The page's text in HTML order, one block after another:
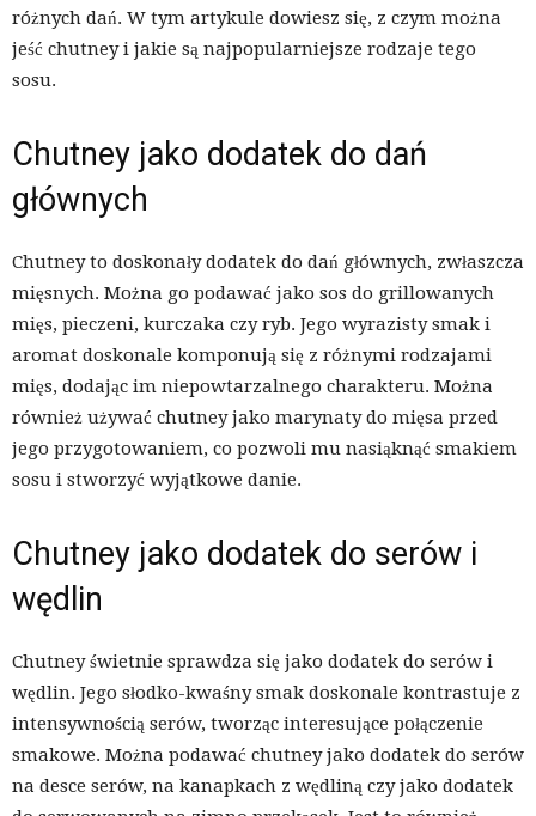
różnych dań. W tym artykule dowiesz się, z czym można
jeść chutney i jakie są najpopularniejsze rodzaje tego
sosu.
Chutney jako dodatek do dań
głównych
Chutney to doskonały dodatek do dań głównych, zwłaszcza
mięsnych. Można go podawać jako sos do grillowanych
mięs, pieczeni, kurczaka czy ryb. Jego wyrazisty smak i
aromat doskonale komponują się z różnymi rodzajami
mięs, dodając im niepowtarzalnego charakteru. Można
również używać chutney jako marynaty do mięsa przed
jego przygotowaniem, co pozwoli mu nasiąknąć smakiem
sosu i stworzyć wyjątkowe danie.
Chutney jako dodatek do serów i
wędlin
Chutney świetnie sprawdza się jako dodatek do serów i
wędlin. Jego słodko-kwaśny smak doskonale kontrastuje z
intensywnością serów, tworząc interesujące połączenie
smakowe. Można podawać chutney jako dodatek do serów
na desce serów, na kanapkach z wędliną czy jako dodatek